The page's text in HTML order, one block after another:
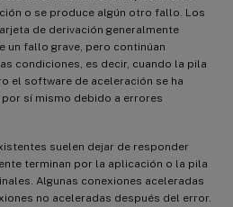
o se produce algún otro fallo. Los
de derivación generalmente
un fallo grave, pero continúan
condiciones, es decir, cuando la pila
el software de aceleración se ha
sí mismo debido a errores
suelen dejar de responder
terminan por la aplicación o la pila
Algunas conexiones aceleradas
no aceleradas después del error.